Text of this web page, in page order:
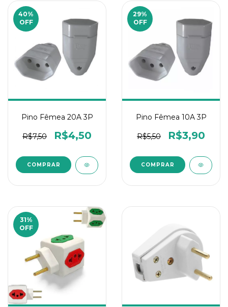
40%
OFF
Pino Fêmea 20A 3P
R$7,50 R$4,50
29%
OFF
Pino Fêmea 10A 3P
R$5,50 R$3,90
31%
OFF